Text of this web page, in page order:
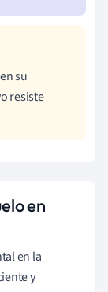
su
resiste
en
en la
y